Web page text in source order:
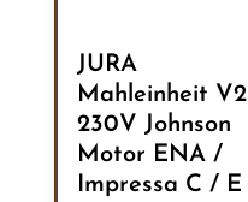
JURA
Mahleinheit V2
230V Johnson
Motor ENA /
Impressa C / E